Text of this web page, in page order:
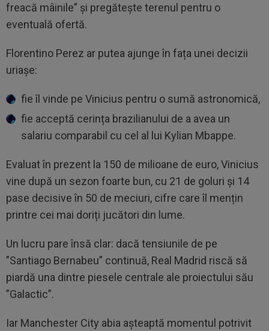
freacă mâinile” și pregătește terenul pentru o
eventuală ofertă.
Florentino Perez ar putea ajunge în fața unei decizii
uriașe:
fie îl vinde pe Vinicius pentru o sumă astronomică,
fie acceptă cerința brazilianului de a avea un
salariu comparabil cu cel al lui Kylian Mbappe.
Evaluat în prezent la 150 de milioane de euro, Vinicius
vine după un sezon foarte bun, cu 21 de goluri și 14
pase decisive în 50 de meciuri, cifre care îl mențin
printre cei mai doriți jucători din lume.
Un lucru pare însă clar: dacă tensiunile de pe
”Santiago Bernabeu” continuă, Real Madrid riscă să
piardă una dintre piesele centrale ale proiectului său
”Galactic”.
Iar Manchester City abia așteaptă momentul potrivit